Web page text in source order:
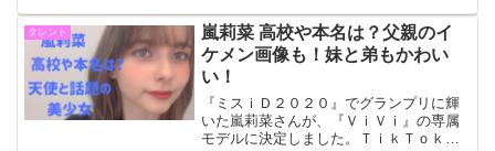
きタレントマギーさんの現在の彼氏な
ど、気になることを調べて...
タレント
嵐莉菜 高校や本名は？父親のイ
ケメン画像も！妹と弟もかわい
い！
『ミスｉＤ２０２０』でグランプリに輝
いた嵐莉菜さんが、『ＶｉＶｉ』の専属
モデルに決定しました。ＴｉｋＴｏｋの